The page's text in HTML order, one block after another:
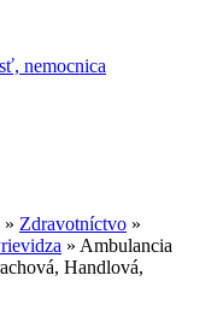
nemocnica
» Zdravotníctvo »
» Ambulancia
Handlová,